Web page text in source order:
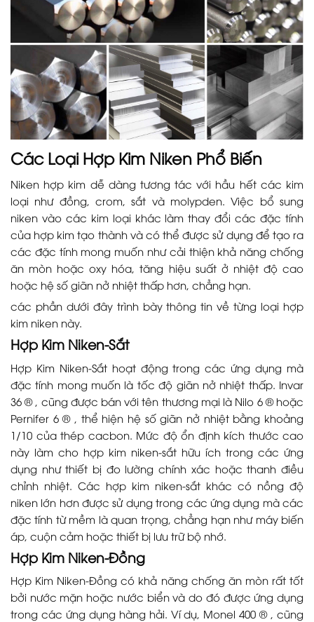
Các Loại Hợp Kim Niken Phổ Biến
Niken hợp kim dễ dàng tương tác với hầu hết các kim
loại như đồng, crom, sắt và molypden. Việc bổ sung
niken vào các kim loại khác làm thay đổi các đặc tính
của hợp kim tạo thành và có thể được sử dụng để tạo ra
các đặc tính mong muốn như cải thiện khả năng chống
ăn mòn hoặc oxy hóa, tăng hiệu suất ở nhiệt độ cao
hoặc hệ số giãn nở nhiệt thấp hơn, chẳng hạn.
các phần dưới đây trình bày thông tin về từng loại hợp
kim niken này.
Hợp Kim Niken-Sắt
Hợp Kim Niken-Sắt hoạt động trong các ứng dụng mà
đặc tính mong muốn là tốc độ giãn nở nhiệt thấp. Invar
36 ® , cũng được bán với tên thương mại là Nilo 6 ® hoặc
Pernifer 6 ® , thể hiện hệ số giãn nở nhiệt bằng khoảng
1/10 của thép cacbon. Mức độ ổn định kích thước cao
này làm cho hợp kim niken-sắt hữu ích trong các ứng
dụng như thiết bị đo lường chính xác hoặc thanh điều
chỉnh nhiệt. Các hợp kim niken-sắt khác có nồng độ
niken lớn hơn được sử dụng trong các ứng dụng mà các
đặc tính từ mềm là quan trọng, chẳng hạn như máy biến
áp, cuộn cảm hoặc thiết bị lưu trữ bộ nhớ.
Hợp Kim Niken-Đồng
Hợp Kim Niken-Đồng có khả năng chống ăn mòn rất tốt
bởi nước mặn hoặc nước biển và do đó được ứng dụng
trong các ứng dụng hàng hải. Ví dụ, Monel 400 ® , cũng